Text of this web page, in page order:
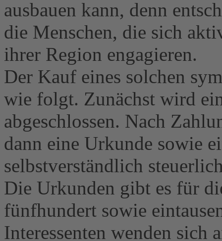
ausbauen kann, denn
die Menschen, die sich
ihrer Region engagieren.
Der Kauf eines solchen
wie folgt. Zunächst wird
abgeschlossen. Nach
dann eine Urkunde sowie
selbstverständlich
Die Urkunden gibt es für
fünfhundert sowie
Interessenten wenden sich